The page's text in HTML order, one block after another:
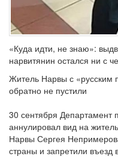
«Куда идти, не знаю»:
нарвитянин остался ни с
Житель Нарвы с «русским
обратно не пустили
30 сентября Департамент
аннулировал вид на
Нарвы Сергея
страны и запретили въезд